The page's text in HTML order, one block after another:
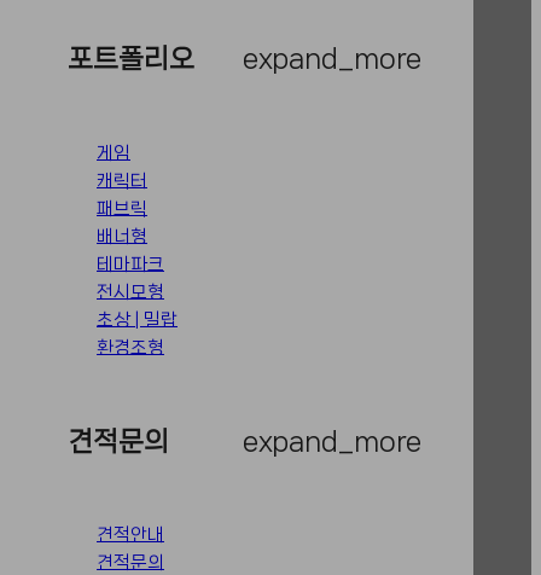
포트폴리오 expand_more
게임
캐릭터
패브릭
배너형
테마파크
전시모형
초상 | 밀랍
환경조형
견적문의 expand_more
견적안내
견적문의